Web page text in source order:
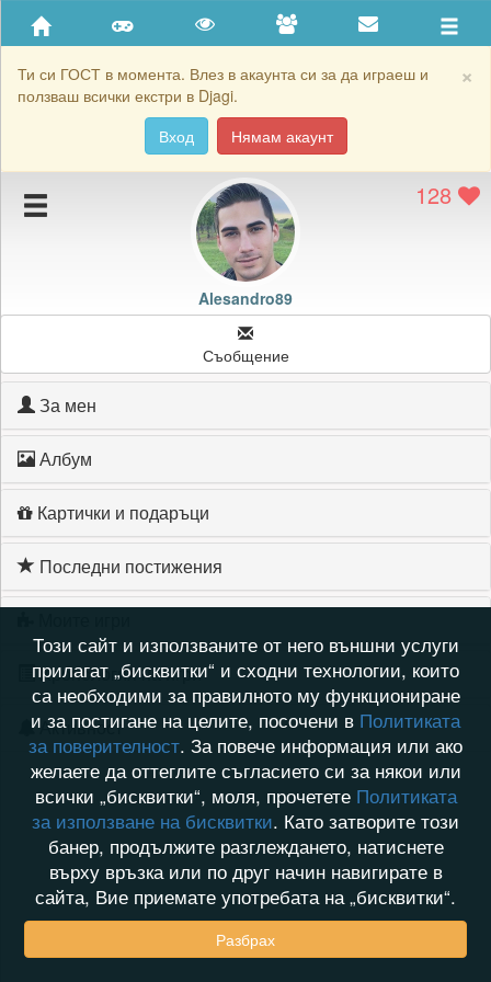
×
Ти си ГОСТ в момента. Влез в акаунта си за да играеш и
ползваш всички екстри в Djagi.
Вход
Нямам акаунт
Приятели
Хронология на игри
Подаръците на Alesandro89
Картичките на Alesandro89
Блокирай Alesandro89
128
Alesandro89
Съобщение
За мен
Албум
Картички и подаръци
Последни постижения
Хронология на игри
Активност
Този сайт и използваните от него външни услуги
прилагат „бисквитки“ и сходни технологии, които
са необходими за правилното му функциониране
и за постигане на целите, посочени в Политиката
за поверителност. За повече информация или ако
желаете да оттеглите съгласието си за някои или
всички „бисквитки“, моля, прочетете Политиката
за използване на бисквитки. Като затворите този
банер, продължите разглеждането, натиснете
върху връзка или по друг начин навигирате в
сайта, Вие приемате употребата на „бисквитки“.
Разбрах